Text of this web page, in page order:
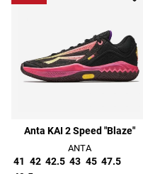
Anta KAI 2 Speed "Blaze"
ANTA
41 42 42.5 43 45 47.5